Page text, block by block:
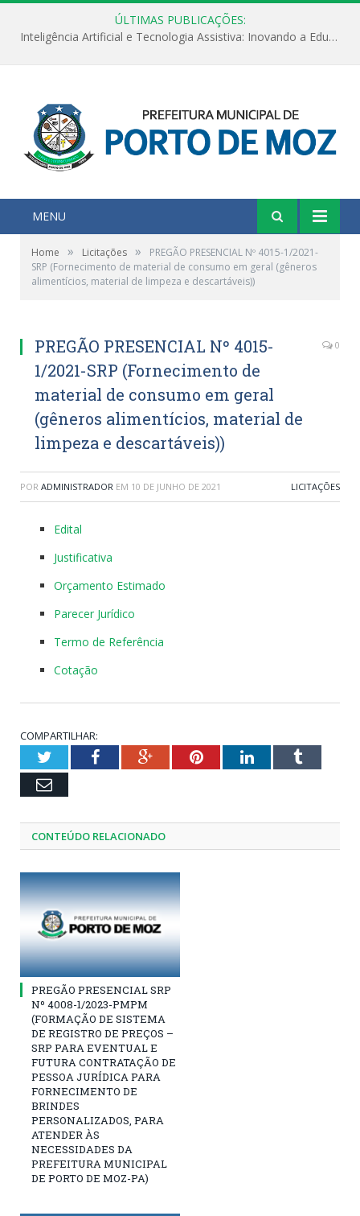
ÚLTIMAS PUBLICAÇÕES:
Inteligência Artificial e Tecnologia Assistiva: Inovando a Educação Especial e Inclusiva
MENU
Home » Licitações »
PREGÃO PRESENCIAL Nº 4015-1/2021-
SRP (Fornecimento de material de consumo em geral (gêneros
alimentícios, material de limpeza e descartáveis))
PREGÃO PRESENCIAL Nº 4015-
1/2021-SRP (Fornecimento de
material de consumo em geral
(gêneros alimentícios, material de
limpeza e descartáveis))
0
POR ADMINISTRADOR EM 10 DE JUNHO DE 2021 LICITAÇÕES
Edital
Justificativa
Orçamento Estimado
Parecer Jurídico
Termo de Referência
Cotação
COMPARTILHAR:
TwitterFacebookGoogle+PinterestLinkedInTumblr
Email
CONTEÚDO RELACIONADO
PREGÃO PRESENCIAL SRP
Nº 4008-1/2023-PMPM
(FORMAÇÃO DE SISTEMA
DE REGISTRO DE PREÇOS –
SRP PARA EVENTUAL E
FUTURA CONTRATAÇÃO DE
PESSOA JURÍDICA PARA
FORNECIMENTO DE
BRINDES
PERSONALIZADOS, PARA
ATENDER ÀS
NECESSIDADES DA
PREFEITURA MUNICIPAL
DE PORTO DE MOZ-PA)